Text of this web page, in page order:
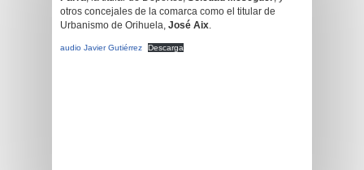
otros concejales de la comarca como el titular de
Urbanismo de Orihuela, José Aix.
audio Javier Gutiérrez Descarga